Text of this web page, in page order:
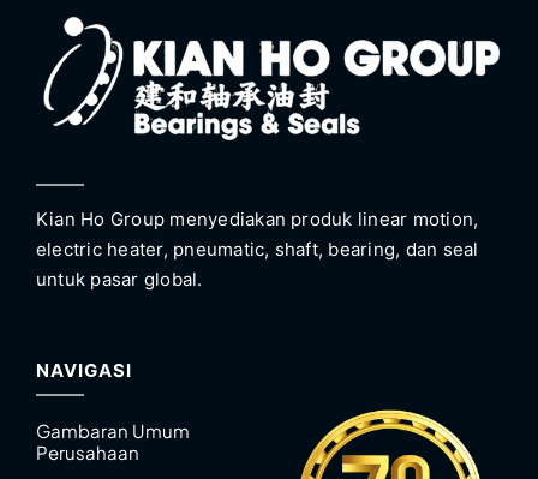
Kian Ho Group menyediakan produk linear motion,
electric heater, pneumatic, shaft, bearing, dan seal
untuk pasar global.
NAVIGASI
Gambaran Umum
Perusahaan